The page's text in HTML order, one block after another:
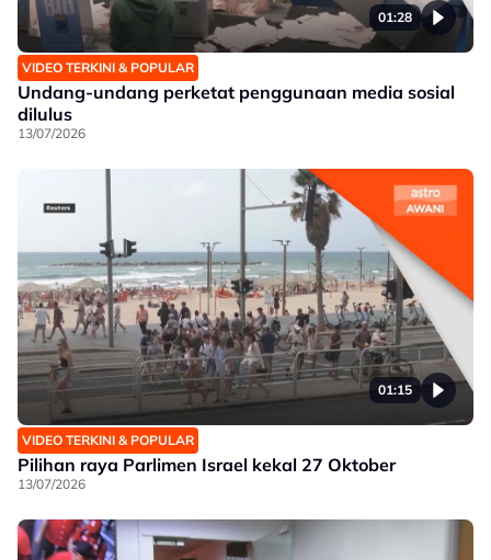
01:28
VIDEO TERKINI & POPULAR
Undang-undang perketat penggunaan media sosial
dilulus
13/07/2026
01:15
VIDEO TERKINI & POPULAR
Pilihan raya Parlimen Israel kekal 27 Oktober
13/07/2026